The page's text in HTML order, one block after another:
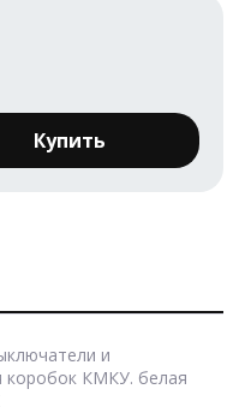
Купить
и
коробок КМКУ. белая